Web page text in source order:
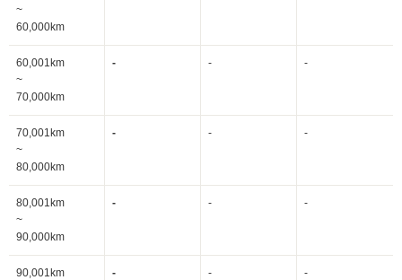
~
60,000km
60,001km
~
70,000km
- - -
70,001km
~
80,000km
- - -
80,001km
~
90,000km
- - -
90,001km
- - -